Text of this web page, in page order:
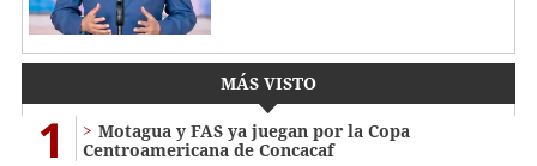
MÁS VISTO
1
Motagua y FAS ya juegan por la Copa
Centroamericana de Concacaf